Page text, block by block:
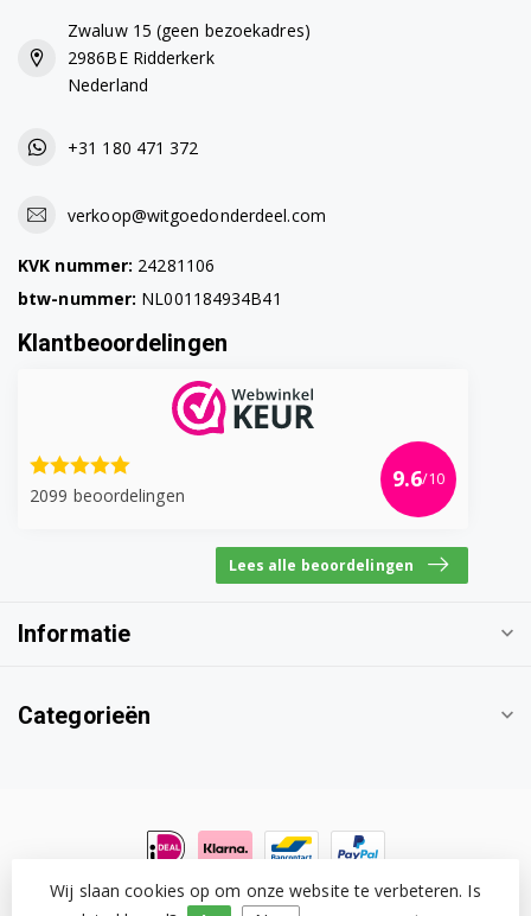
WMB61632 7101141400
WMB71032PTMX 7179781200
WMB71221AN 7109541100
WMB71231 7178582700
WMB71232M 7179382000
WMB71241M 7114141600
WMB71410M 7107441700
WMB71413LM 7113842500
WMB71420 7111641300
WMB71420S 7115341200
WMB71422 7111641400
WMB71431A 7100641200
WMB71431M 7132342100
Zwaluw 15 (geen bezoekadres)
2986BE Ridderkerk
Nederland
+31 180 471 372
verkoop@witgoedonderdeel.com
KVK nummer: 24281106
btw-nummer: NL001184934B41
Klantbeoordelingen
2099 beoordelingen
9.6/10
Lees alle beoordelingen
Informatie
Categorieën
© Copyright 2026 Witgoedonderdeel.com- Powered by
Wij slaan cookies op om onze website te verbeteren. Is